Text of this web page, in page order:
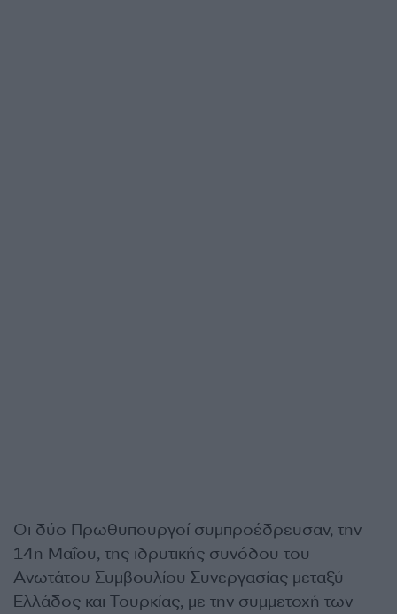
Οι δύο Πρωθυπουργοί συμπροέδρευσαν, την
14η Μαΐου, της ιδρυτικής συνόδου του
Ανωτάτου Συμβουλίου Συνεργασίας μεταξύ
Ελλάδος και Τουρκίας, με την συμμετοχή των